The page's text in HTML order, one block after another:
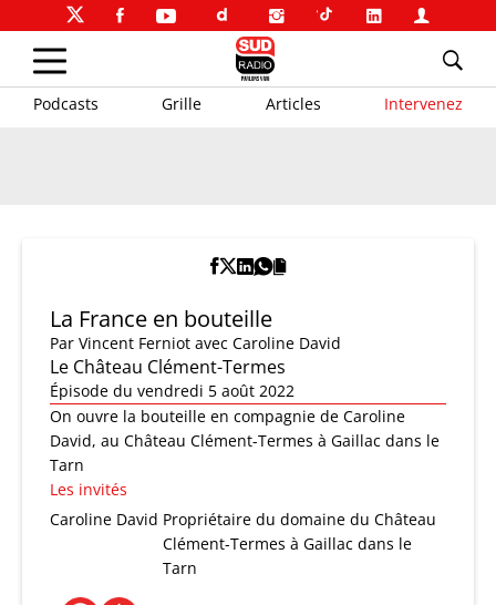
Podcasts Grille Articles Intervenez
La France en bouteille
Par Vincent Ferniot avec Caroline David
Le Château Clément-Termes
Épisode du vendredi 5 août 2022
On ouvre la bouteille en compagnie de Caroline
David, au Château Clément-Termes à Gaillac dans le
Tarn
Les invités
Caroline David Propriétaire du domaine du Château
Clément-Termes à Gaillac dans le
Tarn